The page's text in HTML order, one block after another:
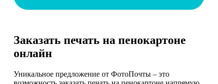
Заказать печать на пенокартоне
онлайн
Уникальное предложение от ФотоПочты – это